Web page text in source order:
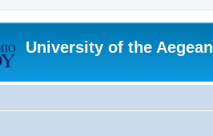
University of the Aegean